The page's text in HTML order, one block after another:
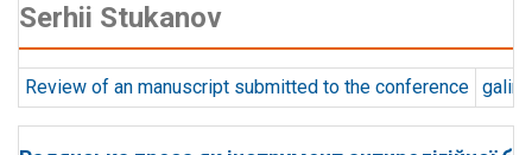
Serhii Stukanov
Review of an manuscript submitted to the conference